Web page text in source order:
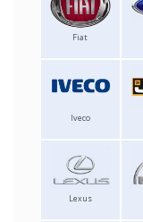
Fiat
Iveco
Lexus